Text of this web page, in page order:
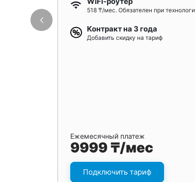
518 ₸/мес. Обязателен при
Контракт на 3 года
Добавить скидку на тариф
Ежемесячный платеж
9999 ₸/мес
Подключить тариф